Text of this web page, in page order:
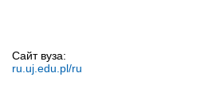
Сайт вуза:
ru.uj.edu.pl/ru